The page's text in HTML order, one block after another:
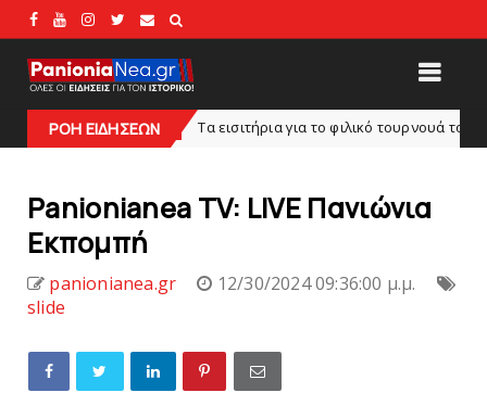
ΡΟΗ ΕΙΔΗΣΕΩΝ
slide Tα εισιτήρια για το φιλικό τουρνουά του Bόλου
Panionianea TV: LIVE Πανιώνια
Εκπομπή
panionianea.gr
12/30/2024 09:36:00 μ.μ.
slide